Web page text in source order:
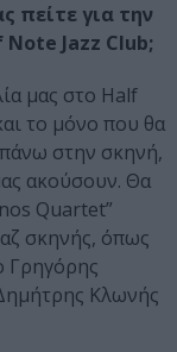
πείτε για την
Jazz Club;
μας στο Half
το μόνο που θα
πάνω στην σκηνή,
ακούσουν. Θα
Quartet”
σκηνής, όπως
Γρηγόρης
Κλωνής